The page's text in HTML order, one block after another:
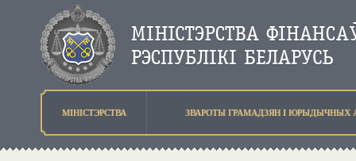
МIНIСТЭРСТВА ЗВАРОТЫ ГРАМАДЗЯН I ЮРЫДЫЧНЫХ